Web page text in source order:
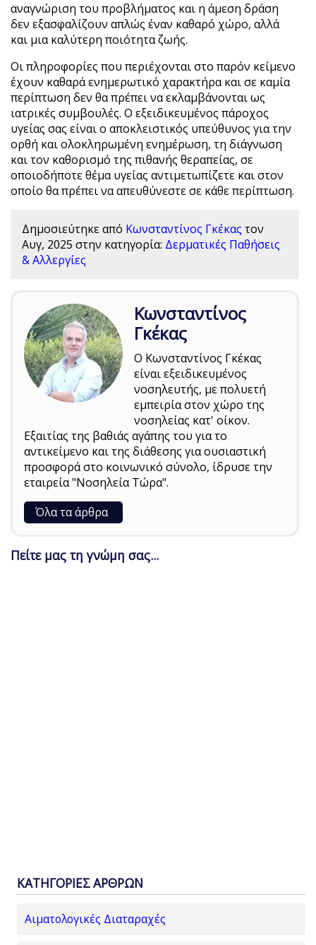
αναγνώριση του προβλήματος και η άμεση δράση
δεν εξασφαλίζουν απλώς έναν καθαρό χώρο, αλλά
και μια καλύτερη ποιότητα ζωής.
Οι πληροφορίες που περιέχονται στο παρόν κείμενο
έχουν καθαρά ενημερωτικό χαρακτήρα και σε καμία
περίπτωση δεν θα πρέπει να εκλαμβάνονται ως
ιατρικές συμβουλές. Ο εξειδικευμένος πάροχος
υγείας σας είναι ο αποκλειστικός υπεύθυνος για την
ορθή και ολοκληρωμένη ενημέρωση, τη διάγνωση
και τον καθορισμό της πιθανής θεραπείας, σε
οποιοδήποτε θέμα υγείας αντιμετωπίζετε και στον
οποίο θα πρέπει να απευθύνεστε σε κάθε περίπτωση.
Δημοσιεύτηκε από Κωνσταντίνος Γκέκας τον
Αυγ, 2025 στην κατηγορία: Δερματικές Παθήσεις
& Αλλεργίες
Κωνσταντίνος
Γκέκας
Ο Κωνσταντίνος Γκέκας
είναι εξειδικευμένος
νοσηλευτής, με πολυετή
εμπειρία στον χώρο της
νοσηλείας κατ' οίκον.
Εξαιτίας της βαθιάς αγάπης του για το
αντικείμενο και της διάθεσης για ουσιαστική
προσφορά στο κοινωνικό σύνολο, ίδρυσε την
εταιρεία "Νοσηλεία Τώρα".
Όλα τα άρθρα
Πείτε μας τη γνώμη σας...
ΚΑΤΗΓΟΡΙΕΣ ΑΡΘΡΩΝ
Αιματολογικές Διαταραχές